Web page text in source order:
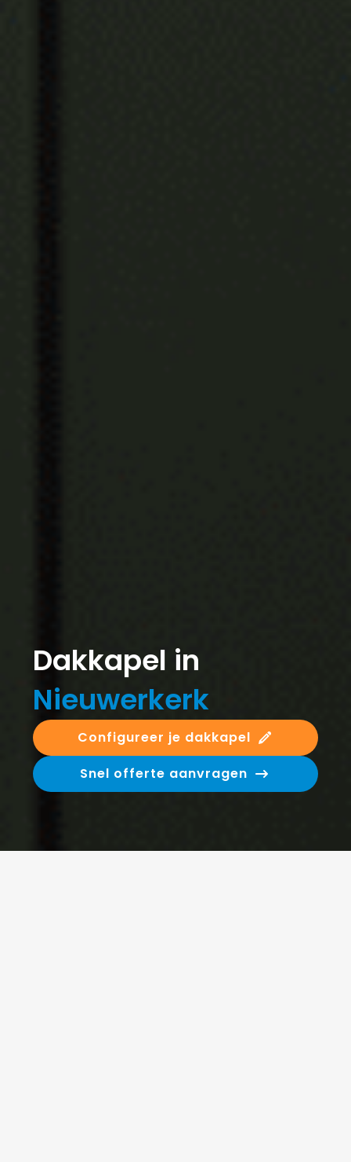
Dakkapel in
Nieuwerkerk
Configureer je dakkapel
Snel offerte aanvragen